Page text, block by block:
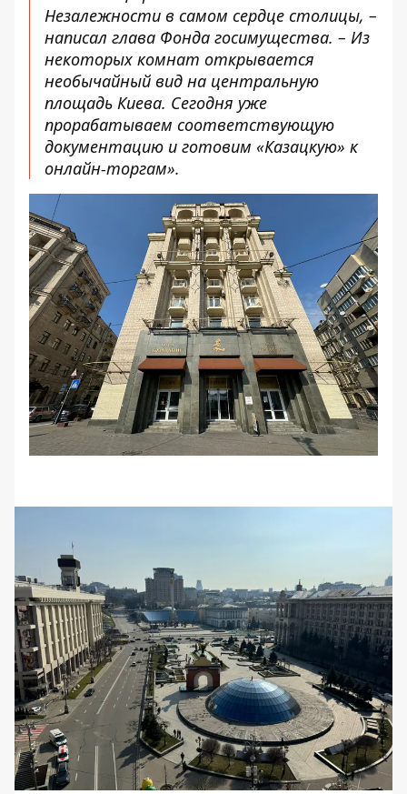
Незалежности в самом сердце столицы, –
написал глава Фонда госимущества. – Из
некоторых комнат открывается
необычайный вид на центральную
площадь Киева. Сегодня уже
прорабатываем соответствующую
документацию и готовим «Казацкую» к
онлайн-торгам».